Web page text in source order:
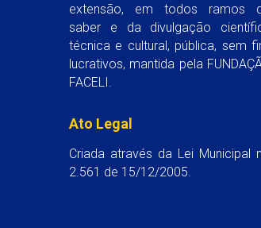
extensão, em todos ramos
saber e da divulgação
técnica e cultural, pública, sem
lucrativos, mantida pela
FACELI.
Ato Legal
Criada através da Lei Municipal
2.561 de 15/12/2005.